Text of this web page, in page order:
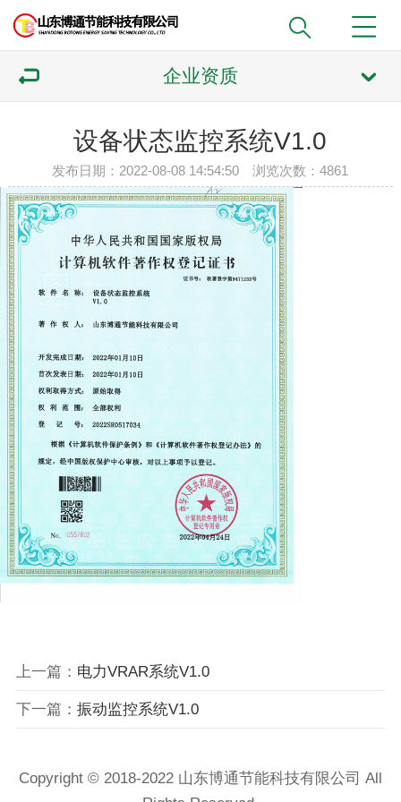
企业资质
设备状态监控系统V1.0
发布日期：2022-08-08 14:54:50 浏览次数：4861
上一篇： 电力VRAR系统V1.0
下一篇： 振动监控系统V1.0
Copyright © 2018-2022 山东博通节能科技有限公司 All